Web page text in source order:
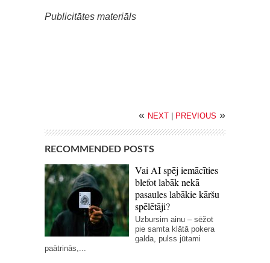
Publicitātes materiāls
« NEXT PREVIOUS »
RECOMMENDED POSTS
Vai AI spēj iemācīties
blefot labāk nekā
pasaules labākie kāršu
spēlētāji?
Uzbursim ainu – sēžot
pie samta klātā pokera
galda, pulss jūtami
paātrinās,...